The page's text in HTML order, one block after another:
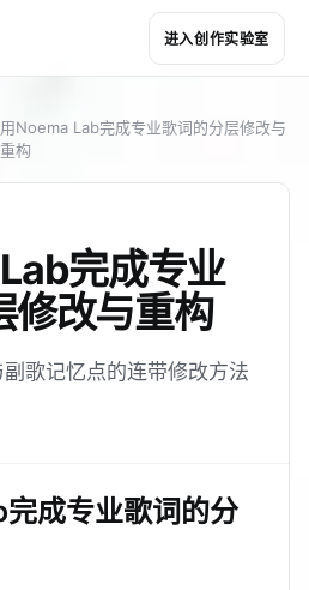
进入创作实验室
用Noema Lab完成专业歌词的分层修改与
重构
完成专业
修改与重构
歌记忆点的连带修改方法
成专业歌词的分